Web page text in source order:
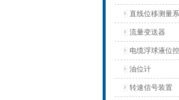
直线位移测量
流量变送器
电缆浮球液位
油位计
转速信号装置